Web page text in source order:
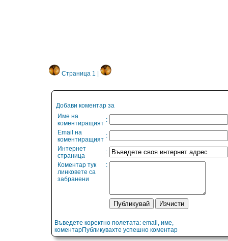
Страница 1 |
Добави коментар за
Име на
коментиращият :
Email на
коментиращият :
Интернет
страница
:
Коментар тук
линковете са
забранени
:
Въведете коректно полетата: email, име,
коментарПубликувахте успешно коментар